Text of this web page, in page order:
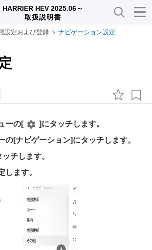
HARRIER HEV 2025.06～
取扱説明書
設定および登録 ナビゲーション設定
ーの[‍ ‍]にタッチします。
の[‍ナビゲーション‍]にタッチします。
ッチします。
します。